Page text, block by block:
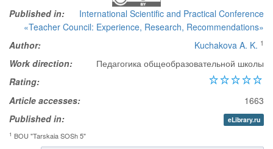
Published in:
International Scientific and Practical Conference
«Teacher Council: Experience, Research, Recommendations»
Author:
Kuchakova A. K. 1
Work direction:
Педагогика общеобразовательной школы
Rating:
Article accesses:
1663
Published in:
eLibrary.ru
1 BOU "Tarskaia SOSh 5"